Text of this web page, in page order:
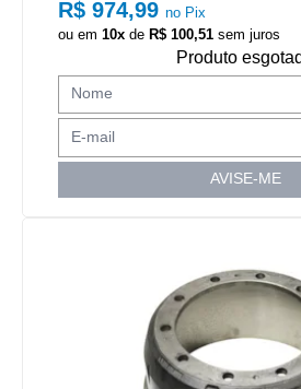
R$ 974,99no Pix
ou em10x deR$ 100,51 sem juros
Produto
AVISE-ME